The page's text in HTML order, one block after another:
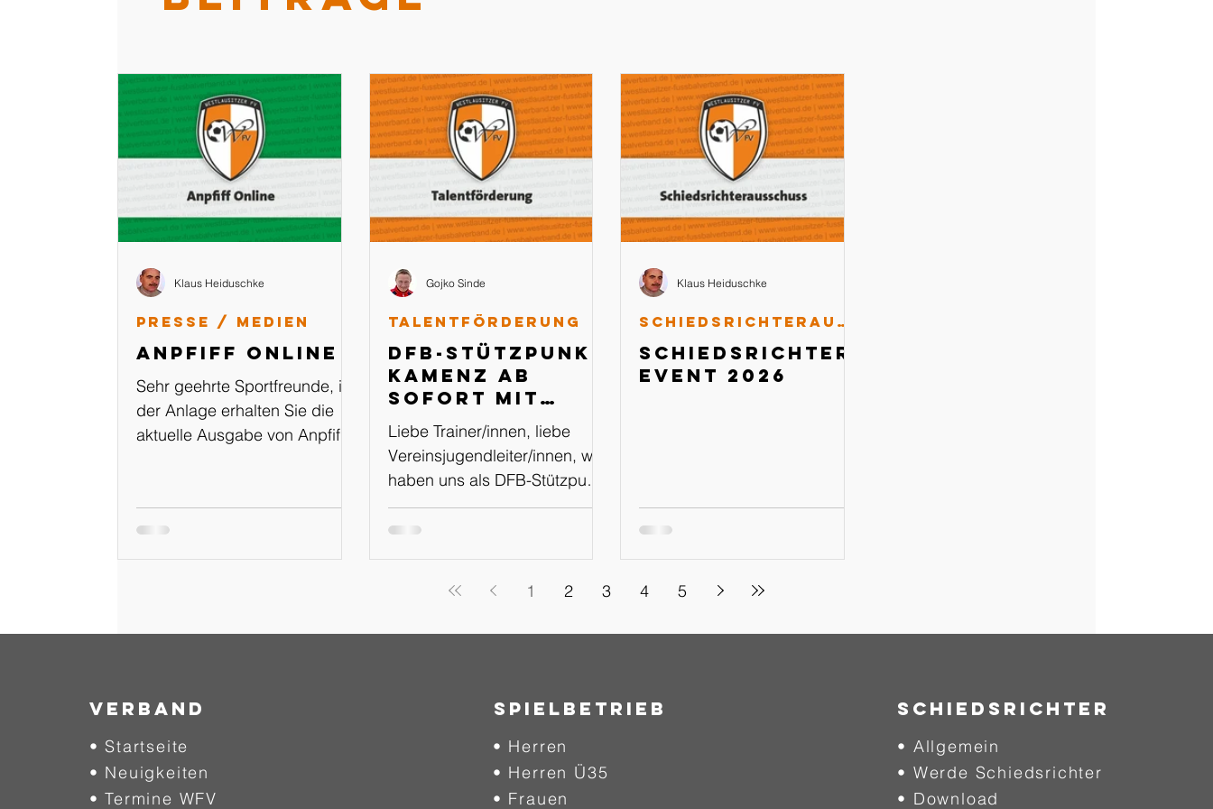
Anpfiff Online
Sehr geehrte Sportfreunde, in
der Anlage erhalten Sie die
aktuelle Ausgabe von Anpfiff
Presse / Medien
Klaus Heiduschke
DFB-Stützpunkt
Kamenz ab
sofort mit
WhatsApp
Kanal
Liebe Trainer/innen, liebe
Vereinsjugendleiter/innen, wir
haben uns als DFB-Stützpunkt
Kamenz für den Schritt
entscheiden, in Zukunft über
Plattformen Instagram und
neue Weg soll mehr
unsere Arbeit am Stützpunkt
schaffen, euch auf kurzem
Weg über Veranstaltungen
Talentförderung
Gojko Sinde
Schiedsrichter-
Event 2026
Schiedsrichterausschuss
Klaus Heiduschke
1 2 3 4 5
Verband
• Startseite
• Neuigkeiten
• Termine WFV
SPIELBETRIEB
• Herren
• Herren Ü35
• Frauen
SCHIEDSRICHTER
• Allgemein
• Werde Schiedsrichter
• Download